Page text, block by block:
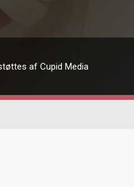
af Cupid Media